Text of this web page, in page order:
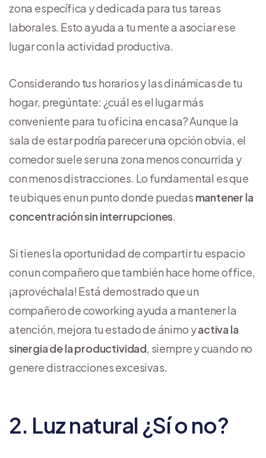
zona específica y dedicada para tus tareas
laborales. Esto ayuda a tu mente a asociar ese
lugar con la actividad productiva.
Considerando tus horarios y las dinámicas de tu
hogar, pregúntate: ¿cuál es el lugar más
conveniente para tu oficina en casa? Aunque la
sala de estar podría parecer una opción obvia, el
comedor suele ser una zona menos concurrida y
con menos distracciones. Lo fundamental es que
te ubiques en un punto donde puedas mantener la
concentración sin interrupciones.
Si tienes la oportunidad de compartir tu espacio
con un compañero que también hace home office,
¡aprovéchala! Está demostrado que un
compañero de coworking ayuda a mantener la
atención, mejora tu estado de ánimo yactiva la
sinergia de la productividad, siempre y cuando no
genere distracciones excesivas.
2. Luz natural ¿Sí o no?